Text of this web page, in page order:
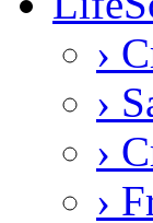
›
›
›
›